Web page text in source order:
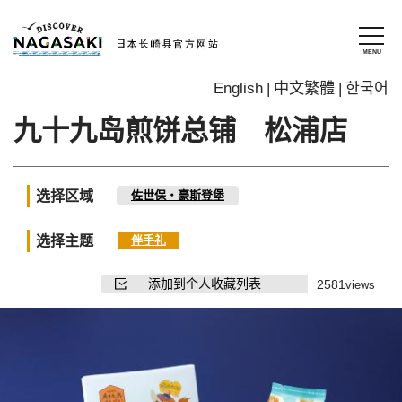
English 中文繁體 한국어
九十九岛煎饼总铺 松浦店
选择区域 佐世保・豪斯登堡
选择主题 伴手礼
添加到个人收藏列表 2581 views